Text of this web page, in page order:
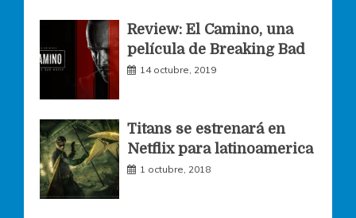
e
b
o
o
t
a
g
t
t
r
Review: El Camino, una
película de Breaking Bad
14 octubre, 2019
Titans se estrenará en
Netflix para latinoamerica
1 octubre, 2018